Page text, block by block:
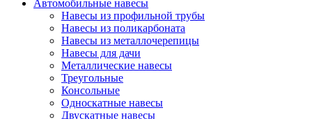
Автомобильные навесы
Навесы из профильной трубы
Навесы из поликарбоната
Навесы из металлочерепицы
Навесы для дачи
Металлические навесы
Треугольные
Консольные
Односкатные навесы
Двускатные навесы